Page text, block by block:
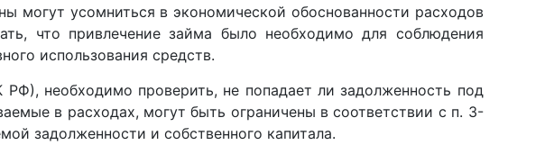
могут усомниться в экономической обоснованности расходов
что привлечение займа было необходимо для соблюдения
использования средств.
необходимо проверить, не попадает ли задолженность под
в расходах, могут быть ограничены в соответствии с п. 3-
задолженности и собственного капитала.